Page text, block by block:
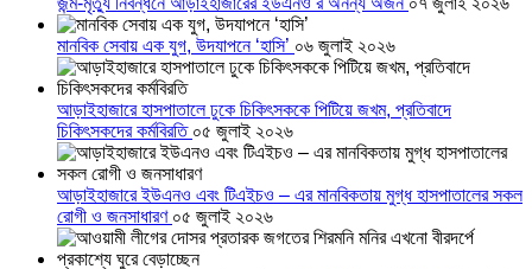
মানবিক সেবায় এক যুগ, উদযাপনে ‘হাসি’ ০৬ জুলাই ২০২৬
আড়াইহাজারে হাসপাতালে ঢুকে চিকিৎসককে পিটিয়ে জখম, প্রতিবাদে
চিকিৎসকদের কর্মবিরতি ০৫ জুলাই ২০২৬
আড়াইহাজারে ইউএনও এবং টিএইচও – এর মানবিকতায় মুগ্ধ হাসপাতালের সকল
রোগী ও জনসাধারণ ০৫ জুলাই ২০২৬